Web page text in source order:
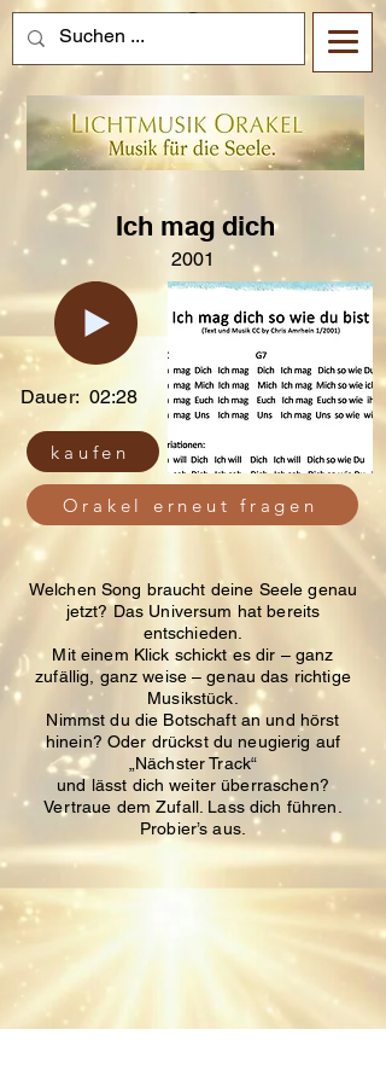
Ich mag dich
2001
Dauer: 02:28
kaufen
Orakel erneut fragen
Welchen Song braucht deine Seele genau
jetzt?Das Universum hat bereits
entschieden.
Mit einem Klick schickt es dir – ganz
zufällig, ganz weise – genau das richtige
Musikstück.
Nimmst du die Botschaft an und hörst
hinein?Oder drückst du neugierig auf
„Nächster Track“
und lässt dich weiter überraschen?
Vertraue dem Zufall. Lass dich führen.
Probier’s aus.